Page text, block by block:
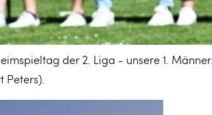
der 2. Liga - unsere 1. Männer.
Peters).